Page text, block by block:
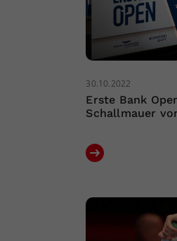
30.10.2022
Erste Bank
Schallmauer